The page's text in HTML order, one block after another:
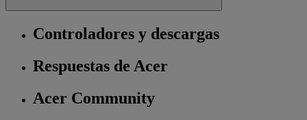
Controladores y descargas
Respuestas de Acer
Acer Community